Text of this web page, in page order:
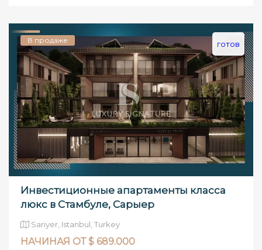
В продаже готов
Инвестиционные апартаменты класса
люкс в Стамбуле, Сарыер
Sariyer, Istanbul, Turkey
НАЧИНАЯ ОТ $ 689.000